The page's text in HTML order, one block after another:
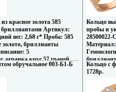
красное золота 585
Артикул:
вес: 2,68 г* Проба: 585
золото, бриллианты
5
огранка круг 57 граней,
3, чистота 3 *Все размеры
от размера изделия
обручальное 003-Б1-Б
Кольцо
пробы и
28500022-
Материал:
0,048
наличии В
Кольцо с
1728p.